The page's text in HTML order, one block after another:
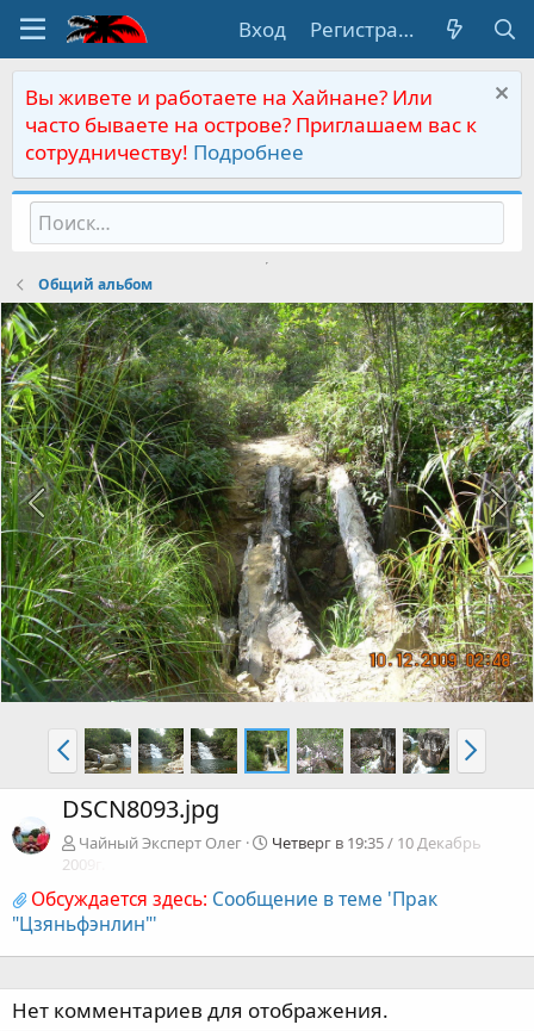
Вход Регистрация
Вы живете и работаете на Хайнане? Или
часто бываете на острове? Приглашаем вас к
сотрудничеству! Подробнее
Общий альбом
DSCN8093.jpg
Чайный Эксперт Олег
Четверг в 19:35 / 10 Декабрь
2009г.
Обсуждается здесь: Сообщение в теме 'Прак
"Цзяньфэнлин"'
Нет комментариев для отображения.